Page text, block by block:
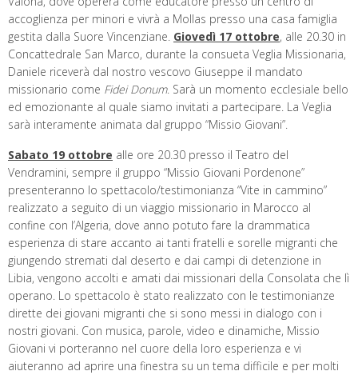
accoglienza per minori e vivrà a Mollas presso una casa famiglia
gestita dalla Suore Vincenziane. Giovedì 17 ottobre, alle 20.30 in
Concattedrale San Marco, durante la consueta Veglia Missionaria,
Daniele riceverà dal nostro vescovo Giuseppe il mandato
missionario come Fidei Donum. Sarà un momento ecclesiale bello
ed emozionante al quale siamo invitati a partecipare. La Veglia
sarà interamente animata dal gruppo “Missio Giovani”.
Sabato 19 ottobre alle ore 20.30 presso il Teatro del
Vendramini, sempre il gruppo “Missio Giovani Pordenone”
presenteranno lo spettacolo/testimonianza “Vite in cammino”
realizzato a seguito di un viaggio missionario in Marocco al
confine con l’Algeria, dove anno potuto fare la drammatica
esperienza di stare accanto ai tanti fratelli e sorelle migranti che
giungendo stremati dal deserto e dai campi di detenzione in
Libia, vengono accolti e amati dai missionari della Consolata che lì
operano. Lo spettacolo è stato realizzato con le testimonianze
dirette dei giovani migranti che si sono messi in dialogo con i
nostri giovani. Con musica, parole, video e dinamiche, Missio
Giovani vi porteranno nel cuore della loro esperienza e vi
aiuteranno ad aprire una finestra su un tema difficile e per molti